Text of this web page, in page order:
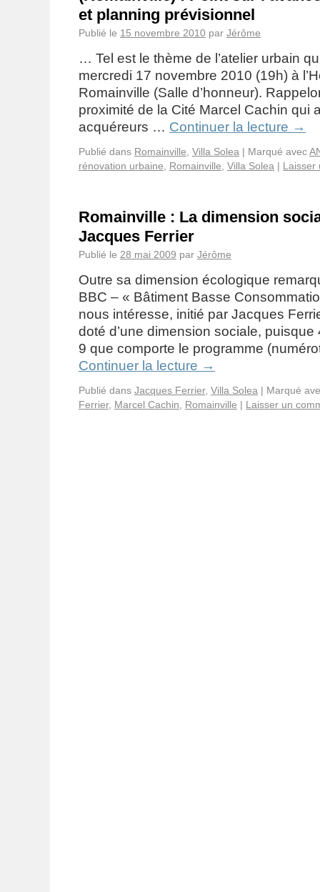
et planning prévisionnel
Publié le 15 novembre 2010 par Jérôme
… Tel est le thème de l’atelier urbain
mercredi 17 novembre 2010 (19h) à
Romainville (Salle d’honneur).
proximité de la Cité Marcel Cachin qui
acquéreurs … Continuer la lecture →
Publié dans Romainville Villa Solea | Marqué avec
rénovation urbaine
Romainville Villa Solea | Laisser
Romainville : La dimension
Jacques Ferrier
Publié le 28 mai 2009 par Jérôme
Outre sa dimension écologique
BBC – « Bâtiment Basse
nous intéresse, initié par Jacques
doté d’une dimension sociale,
9 que comporte le programme
Continuer la lecture →
Publié dans Jacques Ferrier, Villa Solea | Marqué
Ferrier, Marcel Cachin Romainville | Laisser un